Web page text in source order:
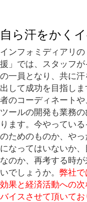
自ら汗をかく
インフォミディアリ
援」では、スタッフ
の一員となり、共に
出して成功を目指し
者のコーディネート
ツールの開発も業務
ります。今やってい
のためのものか、や
になってはいないか
なのか、再考する時
いでしょうか。 弊社で
効果と経済活動への
バイスさせて頂いて